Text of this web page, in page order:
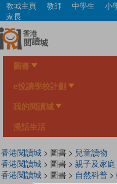
Skip
main
content
教城主頁 教師 中學生
小
家長
圖書
e悅讀學校計劃
我的閱讀城
漫話生活
香港閱讀城> 圖書 > 兒童讀物
香港閱讀城> 圖書 > 親子及家庭
香港閱讀城> 圖書 > 自然科普>